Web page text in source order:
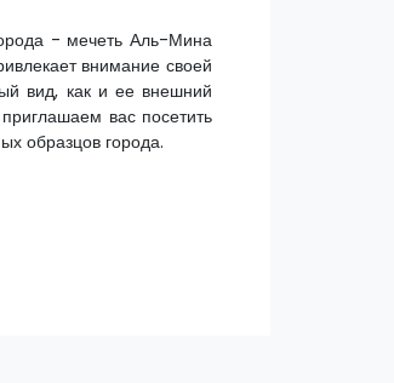
- мечеть Аль-Мина
внимание своей
вид, как и ее внешний
вас посетить
образцов города.